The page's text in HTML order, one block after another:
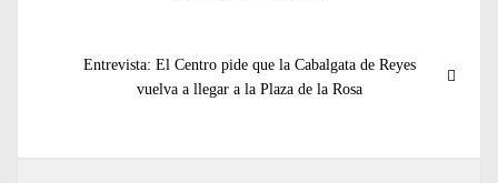
Entrada
siguiente:
Entrevista: El Centro pide que la Cabalgata de Reyes
vuelva a llegar a la Plaza de la Rosa